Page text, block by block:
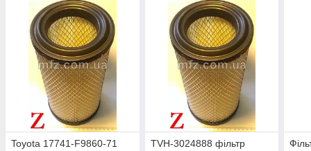
Toyota 17741-F9860-71
TVH-3024888 фільтр